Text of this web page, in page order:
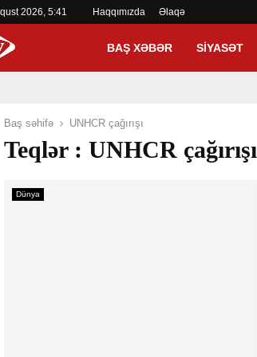
2026, 5:41 Haqqımızda Əlaqə
BAŞ XƏBƏR SIYASƏT
Baş səhifə UNHCR çağırışı
Teqlər : UNHCR çağırışı
Dünya